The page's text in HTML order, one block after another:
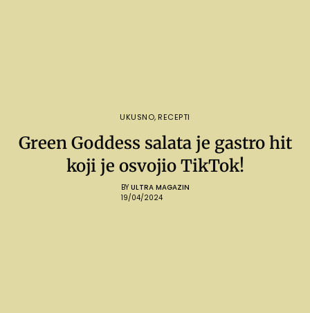
UKUSNO, RECEPTI
Green Goddess salata je gastro hit
koji je osvojio TikTok!
BY ULTRA MAGAZIN
19/04/2024